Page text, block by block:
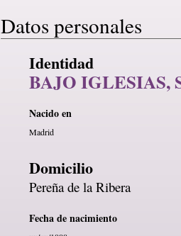
Datos personales
Identidad
BAJO IGLESIAS,
Nacido en
Madrid
Domicilio
Pereña de la Ribera
Fecha de nacimiento